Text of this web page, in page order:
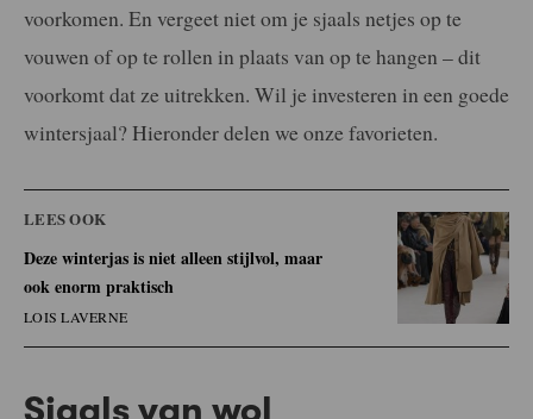
voorkomen. En vergeet niet om je sjaals netjes op te
vouwen of op te rollen in plaats van op te hangen – dit
voorkomt dat ze uitrekken. Wil je investeren in een goede
wintersjaal? Hieronder delen we onze favorieten.
LEES OOK
Deze winterjas is niet alleen stijlvol, maar
ook enorm praktisch
LOIS LAVERNE